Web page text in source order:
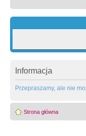
Informacja
Przepraszamy, ale nie
Strona główna